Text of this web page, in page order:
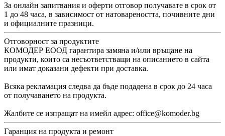
За онлайн запитвания и оферти отговор получавате в срок от
1 до 48 часа, в зависимост от натовареността, почивните дни
и официалните празници.
Отговорност за продуктите
КОМОДЕР ЕООД гарантира замяна и/или връщане на
продукти, които са несъответстващи на описанието в сайта
или имат доказани дефекти при доставка.
Всяка рекламация следва да бъде подадена в срок до 24 часа
от получаването на продукта.
Жалбите се изпращат на имейл адрес: office@komoder.bg
Гаранция на продукта и ремонт